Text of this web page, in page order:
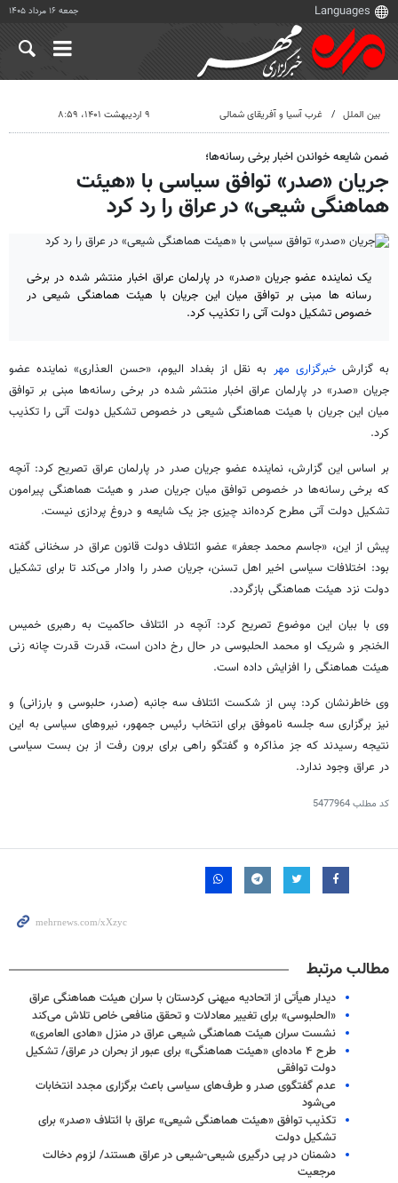
جمعه ۱۶ مرداد ۱۴۰۵
بین الملل غرب آسیا و آفریقای شمالی ۹ اردیبهشت ۱۴۰۱، ۸:۵۹
ضمن شایعه خواندن اخبار برخی رسانه‌ها؛
جریان «صدر» توافق سیاسی با «هیئت
هماهنگی شیعی» در عراق را رد کرد
یک نماینده عضو جریان «صدر» در پارلمان عراق اخبار منتشر شده در برخی
رسانه ها مبنی بر توافق میان این جریان با هیئت هماهنگی شیعی در
خصوص تشکیل دولت آتی را تکذیب کرد.
به گزارش خبرگزاری مهر به نقل از بغداد الیوم، «حسن العذاری» نماینده عضو
جریان «صدر» در پارلمان عراق اخبار منتشر شده در برخی رسانه‌ها مبنی بر توافق
میان این جریان با هیئت هماهنگی شیعی در خصوص تشکیل دولت آتی را تکذیب
کرد.
بر اساس این گزارش، نماینده عضو جریان صدر در پارلمان عراق تصریح کرد: آنچه
که برخی رسانه‌ها در خصوص توافق میان جریان صدر و هیئت هماهنگی پیرامون
تشکیل دولت آتی مطرح کرده‌اند چیزی جز یک شایعه و دروغ پردازی نیست.
پیش از این، «جاسم محمد جعفر» عضو ائتلاف دولت قانون عراق در سخنانی گفته
بود: اختلافات سیاسی اخیر اهل تسنن، جریان صدر را وادار می‌کند تا برای تشکیل
دولت نزد هیئت هماهنگی بازگردد.
وی با بیان این موضوع تصریح کرد: آنچه در ائتلاف حاکمیت به رهبری خمیس
الخنجر و شریک او محمد الحلبوسی در حال رخ دادن است، قدرت قدرت چانه زنی
هیئت هماهنگی را افزایش داده است.
وی خاطرنشان کرد: پس از شکست ائتلاف سه جانبه (صدر، حلبوسی و بارزانی) و
نیز برگزاری سه جلسه ناموفق برای انتخاب رئیس جمهور، نیروهای سیاسی به این
نتیجه رسیدند که جز مذاکره و گفتگو راهی برای برون رفت از بن بست سیاسی
در عراق وجود ندارد.
کد مطلب5477964
مطالب مرتبط
دیدار هیأتی از اتحادیه میهنی کردستان با سران هیئت هماهنگی عراق
«الحلبوسی» برای تغییر معادلات و تحقق منافعی خاص تلاش می‌کند
نشست سران هیئت هماهنگی شیعی عراق در منزل «هادی العامری»
طرح ۴ ماده‌ای «هیئت هماهنگی» برای عبور از بحران در عراق/ تشکیل
دولت توافقی
عدم گفتگوی صدر و طرف‌های سیاسی باعث برگزاری مجدد انتخابات
می‌شود
تکذیب توافق «هیئت هماهنگی شیعی» عراق با ائتلاف «صدر» برای
تشکیل دولت
دشمنان در پی درگیری شیعی-شیعی در عراق هستند/ لزوم دخالت
مرجعیت